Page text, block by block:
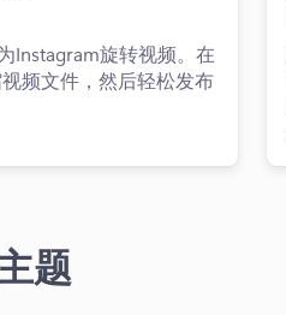
Instagram旋转视频。在
频文件，然后轻松发布
题